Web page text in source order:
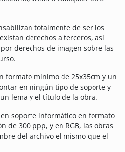
totalmente de ser los
derechos a terceros, así
derechos de imagen sobre las
formato mínimo de 25x35cm y un
en ningún tipo de soporte y
lema y el título de la obra.
soporte informático en formato
de 300 ppp, y en RGB, las obras
del archivo el mismo que el